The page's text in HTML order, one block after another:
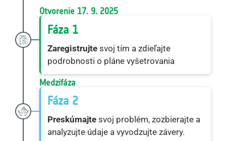
Otvorenie 17. 9. 2025
Fáza 1
Zaregistrujtesvoj tím a zdieľajte
podrobnosti o pláne vyšetrovania
Medzifáza
Fáza 2
Preskúmajte svoj problém, zozbierajte a
analyzujte údaje a vyvodzujte závery.